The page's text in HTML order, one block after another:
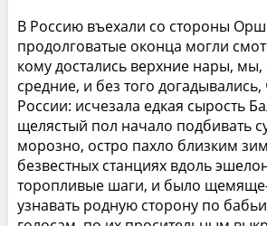
В Россию въехали со стороны
продолговатые оконца могли
кому достались верхние нары,
средние, и без того
России: исчезала едкая сырость
щелястый пол начало подбивать
морозно, остро пахло близким
безвестных станциях вдоль
торопливые шаги, и было
узнавать родную сторону по